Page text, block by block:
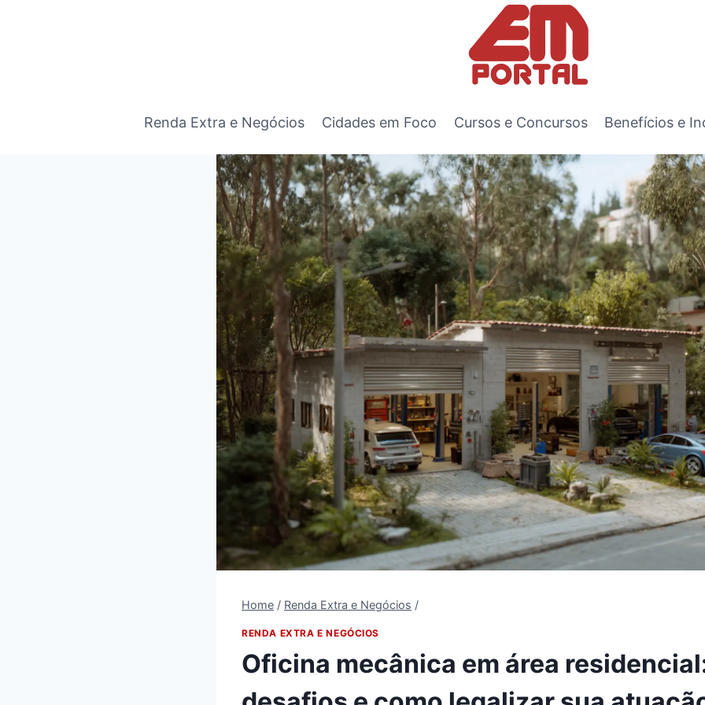
Renda Extra e Negócios Cidades em Foco Cursos e Concursos Benefícios e
Home / Renda Extra e Negócios /
RENDA EXTRA E NEGÓCIOS
Oficina mecânica em área